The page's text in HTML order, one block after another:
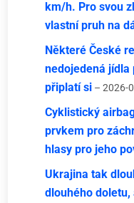
km/h. Pro svou
vlastní pruh na
Některé České
nedojedená jídla
připlatí si – 2026-
Cyklistický
prvkem pro
hlasy pro jeho
Ukrajina tak
dlouhého